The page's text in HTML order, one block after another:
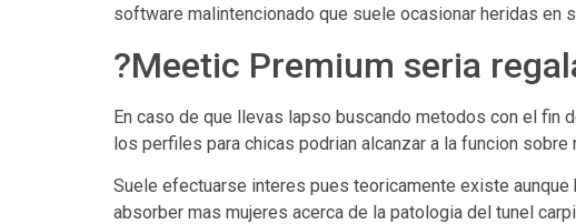
software malintencionado que suele ocasionar heridas en
?Meetic Premium seri­a
En caso de que llevas lapso buscando metodos con el fin
los perfiles para chicas podrian alcanzar a la funcion sobre
Suele efectuarse interes pues teoricamente existe
absorber mas mujeres acerca de la patologi­a del tunel